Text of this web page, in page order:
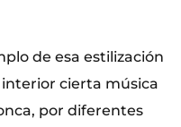
de esa estilización
cierta música
por diferentes